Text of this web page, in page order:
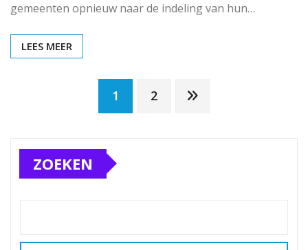
gemeenten opnieuw naar de indeling van hun…
LEES MEER
Berichten
paginering
1 2
ZOEKEN